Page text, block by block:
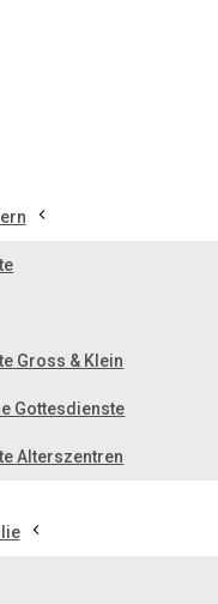
Gross & Klein
Gottesdienste
Alterszentren